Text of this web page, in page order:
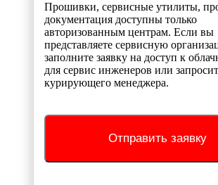
Прошивки, сервисные утилиты,
документация доступны только
авторизованным центрам. Если вы
представляете сервисную
заполните заявку на доступ к
для сервис инженеров или
курирующего менеджера.
Отправить заявку